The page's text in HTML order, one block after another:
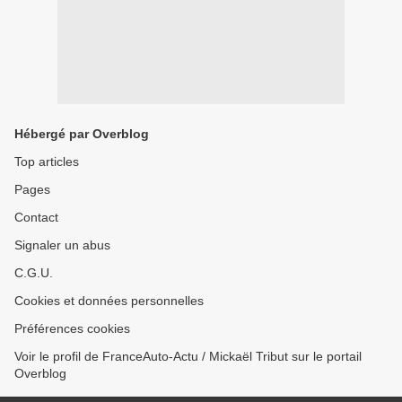
Hébergé par Overblog
Top articles
Pages
Contact
Signaler un abus
C.G.U.
Cookies et données personnelles
Préférences cookies
Voir le profil de FranceAuto-Actu / Mickaël Tribut sur le portail
Overblog